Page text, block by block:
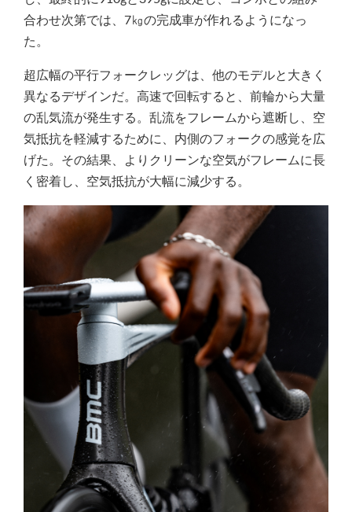
合わせ次第では、7㎏の完成車が作れるようになっ
た。
超広幅の平行フォークレッグは、他のモデルと大きく
異なるデザインだ。高速で回転すると、前輪から大量
の乱気流が発生する。乱流をフレームから遮断し、空
気抵抗を軽減するために、内側のフォークの感覚を広
げた。その結果、よりクリーンな空気がフレームに長
く密着し、空気抵抗が大幅に減少する。